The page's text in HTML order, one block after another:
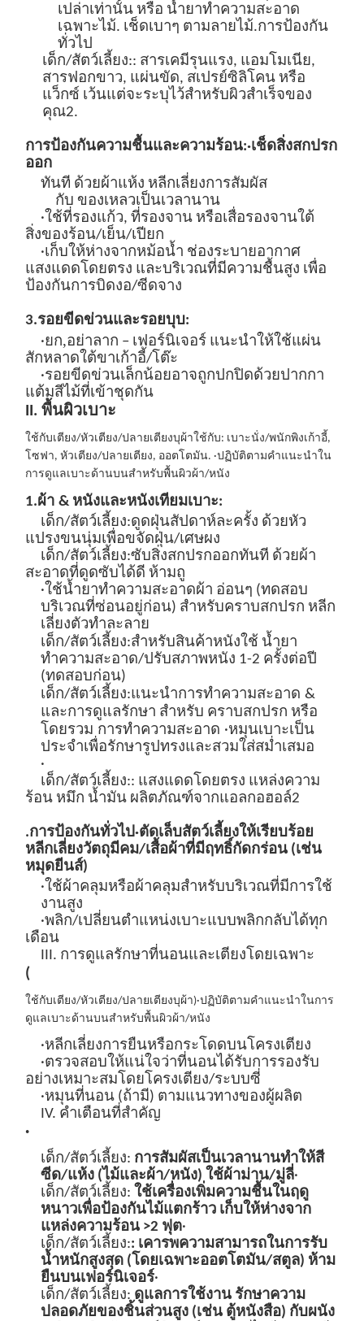
เปล่าเท่านั้นหรือ น้ำยาทำความสะอาด
เฉพาะไม้. เช็ดเบาๆ ตามลายไม้.การป้องกัน
ทั่วไป
เด็ก/สัตว์เลี้ยง:: สารเคมีรุนแรง, แอมโมเนีย,
สารฟอกขาว, แผ่นขัด, สเปรย์ซิลิโคน หรือ
แว็กซ์ เว้นแต่จะระบุไว้สำหรับผิวสำเร็จของ
คุณ2.
การป้องกันความชื้นและความร้อน:·เช็ดสิ่งสกปรก
ออก
ทันที ด้วยผ้าแห้ง หลีกเลี่ยงการสัมผัส
กับ ของเหลวเป็นเวลานาน
·ใช้ที่รองแก้ว, ที่รองจาน หรือเสื่อรองจานใต้
สิ่งของร้อน/เย็น/เปียก
·เก็บให้ห่างจากหม้อน้ำ ช่องระบายอากาศ
แสงแดดโดยตรง และบริเวณที่มีความชื้นสูง เพื่อ
ป้องกันการบิดงอ/ซีดจาง
3.รอยขีดข่วนและรอยบุบ:
·ยก,อย่าลาก – เฟอร์นิเจอร์ แนะนำให้ใช้แผ่น
สักหลาดใต้ขาเก้าอี้/โต๊ะ
·รอยขีดข่วนเล็กน้อยอาจถูกปกปิดด้วยปากกา
แต้มสีไม้ที่เข้าชุดกัน
II. พื้นผิวเบาะ
ใช้กับเตียง/หัวเตียง/ปลายเตียงบุผ้า ใช้กับ: เบาะนั่ง/พนักพิงเก้าอี้,
โซฟา, หัวเตียง/ปลายเตียง, ออตโตมัน. ·ปฏิบัติตามคำแนะนำใน
การดูแลเบาะด้านบนสำหรับพื้นผิวผ้า/หนัง
1.ผ้า & หนังและหนังเทียมเบาะ:
เด็ก/สัตว์เลี้ยง:ดูดฝุ่นสัปดาห์ละครั้ง ด้วยหัว
แปรงขนนุ่มเพื่อขจัดฝุ่น/เศษผง
เด็ก/สัตว์เลี้ยง:ซับสิ่งสกปรกออกทันที ด้วยผ้า
สะอาดที่ดูดซับได้ดี ห้ามถู
·ใช้น้ำยาทำความสะอาดผ้า อ่อนๆ (ทดสอบ
บริเวณที่ซ่อนอยู่ก่อน) สำหรับคราบสกปรก หลีก
เลี่ยงตัวทำละลาย
เด็ก/สัตว์เลี้ยง:สำหรับสินค้าหนัง ใช้ น้ำยา
ทำความสะอาด/ปรับสภาพหนัง 1-2 ครั้งต่อปี
(ทดสอบก่อน)
เด็ก/สัตว์เลี้ยง:แนะนำการทำความสะอาด &
และการดูแลรักษา สำหรับ คราบสกปรก หรือ
โดยรวม การทำความสะอาด ·หมุนเบาะเป็น
ประจำเพื่อรักษารูปทรงและสวมใส่สม่ำเสมอ
·
เด็ก/สัตว์เลี้ยง:: แสงแดดโดยตรง แหล่งความ
ร้อน หมึก น้ำมัน ผลิตภัณฑ์จากแอลกอฮอล์2
.การป้องกันทั่วไป·ตัดเล็บสัตว์เลี้ยงให้เรียบร้อย
หลีกเลี่ยงวัตถุมีคม/เสื้อผ้าที่มีฤทธิ์กัดกร่อน (เช่น
หมุดยีนส์)
·ใช้ผ้าคลุมหรือผ้าคลุมสำหรับบริเวณที่มีการใช้
งานสูง
·พลิก/เปลี่ยนตำแหน่งเบาะแบบพลิกกลับได้ทุก
เดือน
III. การดูแลรักษาที่นอนและเตียงโดยเฉพาะ
(
ใช้กับเตียง/หัวเตียง/ปลายเตียงบุผ้า)·ปฏิบัติตามคำแนะนำในการ
ดูแลเบาะด้านบนสำหรับพื้นผิวผ้า/หนัง
·หลีกเลี่ยงการยืนหรือกระโดดบนโครงเตียง
·ตรวจสอบให้แน่ใจว่าที่นอนได้รับการรองรับ
อย่างเหมาะสมโดยโครงเตียง/ระบบซี่
·หมุนที่นอน (ถ้ามี) ตามแนวทางของผู้ผลิต
IV. คำเตือนที่สำคัญ
·
เด็ก/สัตว์เลี้ยง: การสัมผัสเป็นเวลานานทำให้สี
ซีด/แห้ง (ไม้และผ้า/หนัง) ใช้ผ้าม่าน/มู่ลี่·
เด็ก/สัตว์เลี้ยง: ใช้เครื่องเพิ่มความชื้นในฤดู
หนาวเพื่อป้องกันไม้แตกร้าว เก็บให้ห่างจาก
แหล่งความร้อน >2 ฟุต·
เด็ก/สัตว์เลี้ยง:: เคารพความสามารถในการรับ
น้ำหนักสูงสุด (โดยเฉพาะออตโตมัน/สตูล) ห้าม
ยืนบนเฟอร์นิเจอร์·
เด็ก/สัตว์เลี้ยง:ดูแลการใช้งาน รักษาความ
ปลอดภัยของชิ้นส่วนสูง (เช่น ตู้หนังสือ) กับผนัง